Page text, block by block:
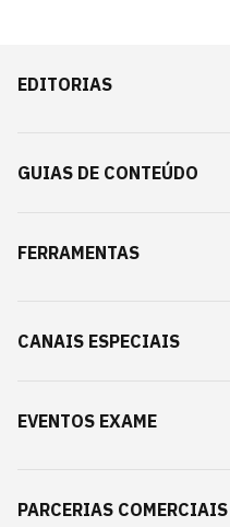
EDITORIAS
GUIAS DE CONTEÚDO
FERRAMENTAS
CANAIS ESPECIAIS
EVENTOS EXAME
PARCERIAS COMERCIAIS